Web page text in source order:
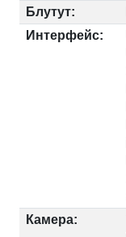
Блутут:
Интерфейс:
Камера: